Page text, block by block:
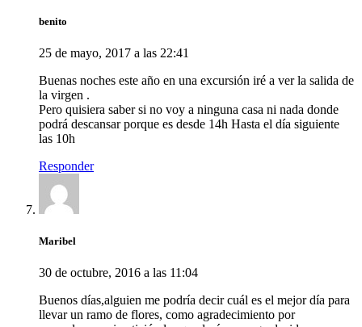
benito
25 de mayo, 2017 a las 22:41
Buenas noches este año en una excursión iré a ver la salida de
la virgen .
Pero quisiera saber si no voy a ninguna casa ni nada donde
podrá descansar porque es desde 14h Hasta el día siguiente
las 10h
Responder
Maribel
30 de octubre, 2016 a las 11:04
Buenos días,alguien me podría decir cuál es el mejor día para
llevar un ramo de flores, como agradecimiento por